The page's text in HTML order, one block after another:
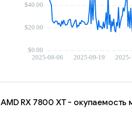
AMD RX 7800 XT - окупаемость